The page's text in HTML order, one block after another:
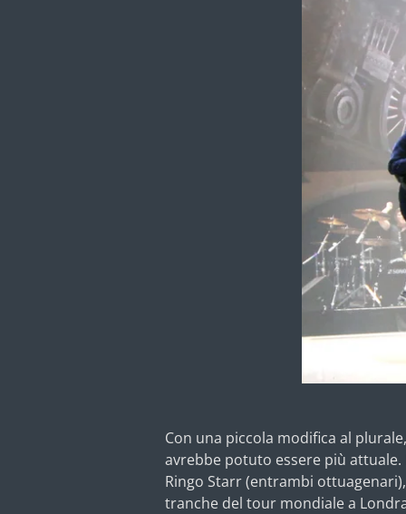
Con una piccola modifica al
avrebbe potuto essere più attuale.
Ringo Starr (entrambi
tranche del tour mondiale a